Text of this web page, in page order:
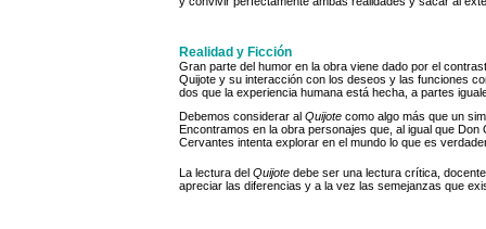
Realidad y Ficción
Gran parte del humor en la obra viene dado por el
Quijote y su interacción con los deseos y las funciones
dos que la experiencia humana está hecha, a partes
Debemos considerar al Quijote como algo más que un
Encontramos en la obra personajes que, al igual que
Cervantes intenta explorar en el mundo lo que es
La lectura del Quijote debe ser una lectura crítica,
apreciar las diferencias y a la vez las semejanzas que